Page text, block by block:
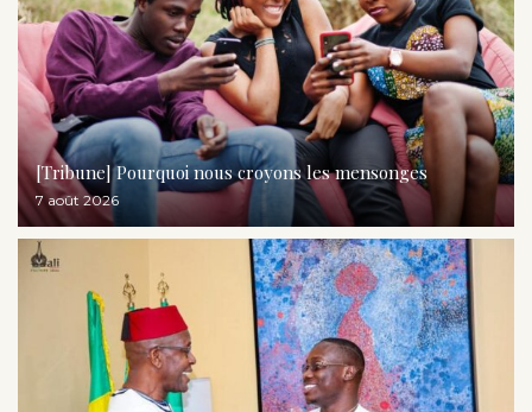
[Tribune] Pourquoi nous croyons les mensonges
7 août 2026